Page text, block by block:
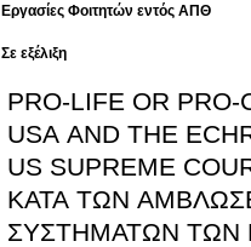
Εργασίες Φοιτητών εντός ΑΠΘ
Σε εξέλιξη
PRO-LIFE OR PRO-
USA AND THE
US SUPREME
ΚΑΤΑ ΤΩΝ
ΣΥΣΤΗΜΑΤΩΝ ΤΩΝ